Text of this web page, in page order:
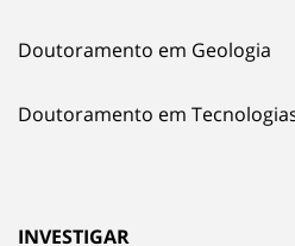
Doutoramento em Geologia
Doutoramento em
INVESTIGAR